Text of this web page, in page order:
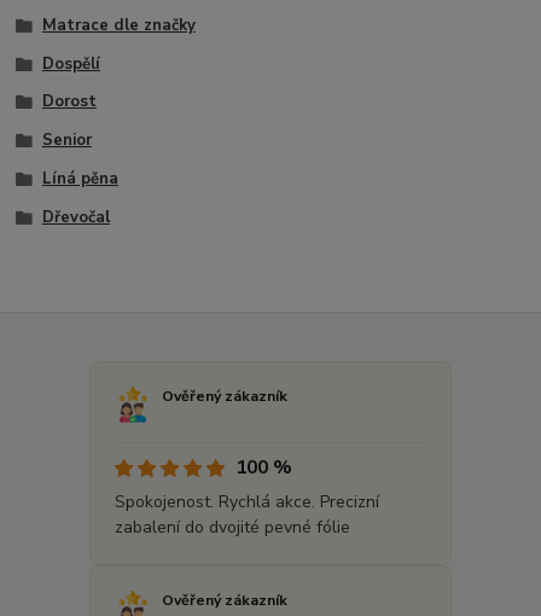
Matrace dle značky
Dospělí
Dorost
Senior
Líná pěna
Dřevočal
Ověřený zákazník
100 %
Spokojenost. Rychlá akce. Precizní
zabalení do dvojité pevné fólie
Ověřený zákazník